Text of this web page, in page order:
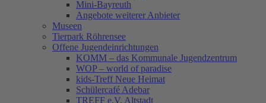
Mini-Bayreuth
Angebote weiterer Anbieter
Museen
Tierpark Röhrensee
Offene Jugendeinrichtungen
KOMM – das Kommunale Jugendzentrum
WOP – world of paradise
kids-Treff Neue Heimat
Schülercafé Adebar
TREFF e.V. Altstadt